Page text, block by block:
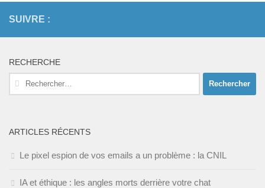
SUIVRE :
RECHERCHE
Rechercher :
ARTICLES RÉCENTS
Le pixel espion de vos emails a un problème : la CNIL
IA et éthique : les angles morts derrière votre chat